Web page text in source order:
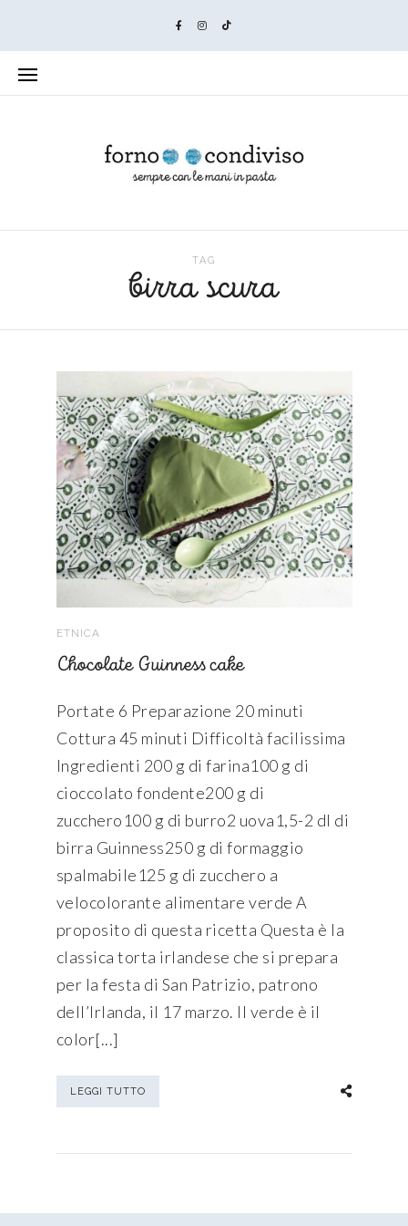
TAG
birra scura
ETNICA
Chocolate Guinness cake
Portate 6 Preparazione 20 minuti
Cottura 45 minuti Difficoltà facilissima
Ingredienti 200 g di farina100 g di
cioccolato fondente200 g di
zucchero100 g di burro2 uova1,5-2 dl di
birra Guinness250 g di formaggio
spalmabile125 g di zucchero a
velocolorante alimentare verde A
proposito di questa ricetta Questa è la
classica torta irlandese che si prepara
per la festa di San Patrizio, patrono
dell’Irlanda, il 17 marzo. Il verde è il
color[...]
LEGGI TUTTO